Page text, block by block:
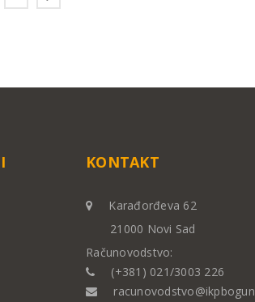
KONTAKT
Karađorđeva 62
21000 Novi Sad
Računovodstvo:
(+381) 021/3003 226